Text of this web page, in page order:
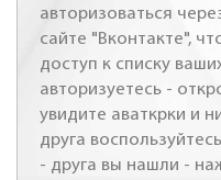
авторизоваться
сайте "Вконтакте",
доступ к списку
авторизуетесь -
увидите аваткрки и
друга
- друга вы нашли -